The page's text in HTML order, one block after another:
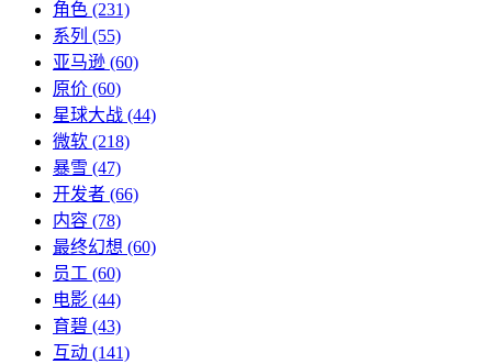
角色 (231)
系列 (55)
亚马逊 (60)
原价 (60)
星球大战 (44)
微软 (218)
暴雪 (47)
开发者 (66)
内容 (78)
最终幻想 (60)
员工 (60)
电影 (44)
育碧 (43)
互动 (141)